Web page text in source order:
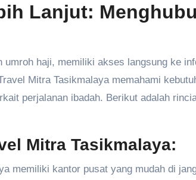
Lanjut:
haji, memiliki akses langsung ke
Mitra Tasikmalaya memahami
perjalanan ibadah. Berikut adalah
Mitra Tasikmalaya:
memiliki kantor pusat yang mudah di